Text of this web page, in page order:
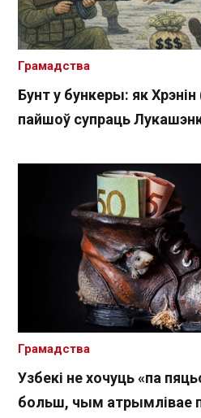
Бунт у бункеры: як
пайшоў супраць
Грамадства
Узбекі не хочуць «па
больш, чым атрымлівае
Грамадства